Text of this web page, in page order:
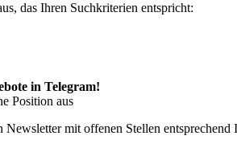
das Ihren Suchkriterien entspricht:
in Telegram!
Position aus
Newsletter mit offenen Stellen